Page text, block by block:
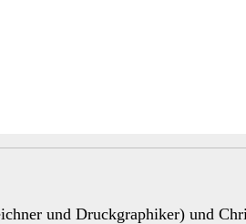
und Druckgraphiker) und